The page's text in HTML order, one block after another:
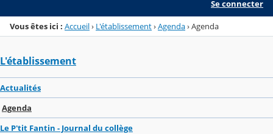
Se connecter
Vous êtes ici : Accueil› L'établissement›Agenda›Agenda
L'établissement
Actualités
Agenda
Le P'tit Fantin - Journal du collège